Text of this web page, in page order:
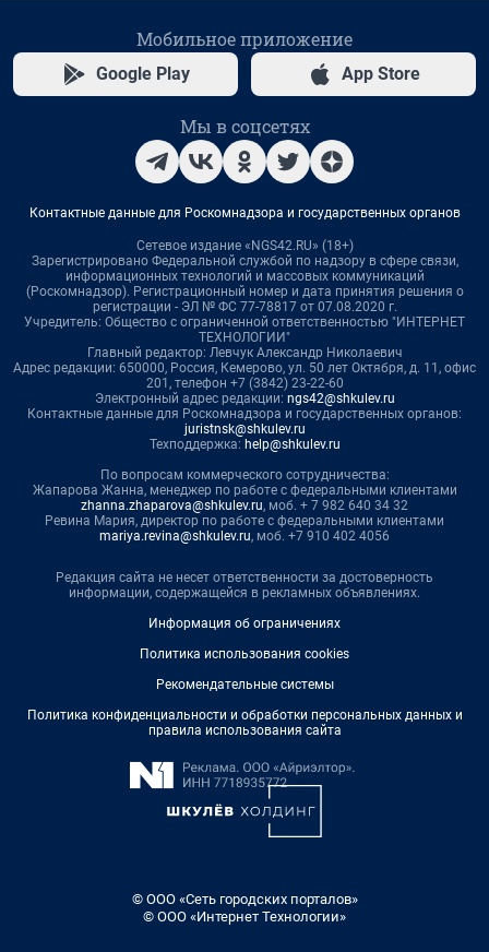
Мобильное приложение
Google Play App Store
Мы в соцсетях
Контактные данные для Роскомнадзора и государственных органов
Сетевое издание «NGS42.RU» (18+)
Зарегистрировано Федеральной службой по надзору в сфере связи,
информационных технологий и массовых коммуникаций
(Роскомнадзор). Регистрационный номер и дата принятия решения о
регистрации - ЭЛ № ФС 77-78817 от 07.08.2020 г.
Учредитель: Общество с ограниченной ответственностью "ИНТЕРНЕТ
ТЕХНОЛОГИИ"
Главный редактор: Левчук Александр Николаевич
Адрес редакции: 650000, Россия, Кемерово, ул. 50 лет Октября, д. 11, офис
201, телефон +7 (3842) 23-22-60
Электронный адрес редакции: ngs42@shkulev.ru
Контактные данные для Роскомнадзора и государственных органов:
juristnsk@shkulev.ru
Техподдержка: help@shkulev.ru
По вопросам коммерческого сотрудничества:
Жапарова Жанна, менеджер по работе с федеральными клиентами
zhanna.zhaparova@shkulev.ru, моб. + 7 982 640 34 32
Ревина Мария, директор по работе с федеральными клиентами
mariya.revina@shkulev.ru, моб. +7 910 402 4056
Редакция сайта не несет ответственности за достоверность
информации, содержащейся в рекламных объявлениях.
Информация об ограничениях
Политика использования cookies
Рекомендательные системы
Политика конфиденциальности и обработки персональных данных и
правила использования сайта
© ООО «Сеть городских порталов»
© ООО «Интернет Технологии»